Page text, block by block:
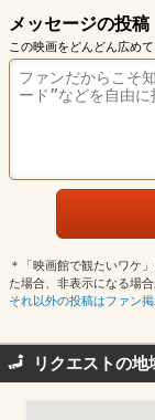
メッセージの投稿
この映画をどんどん広め
＊「映画館で観たいワケ
た場合、非表示になる場合
それ以外の投稿はファン
リクエストの地